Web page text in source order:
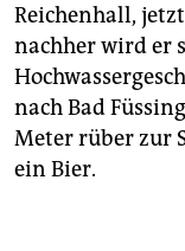
Reichenhall,
nachher wird er
nach Bad
Meter rüber zur
ein Bier.